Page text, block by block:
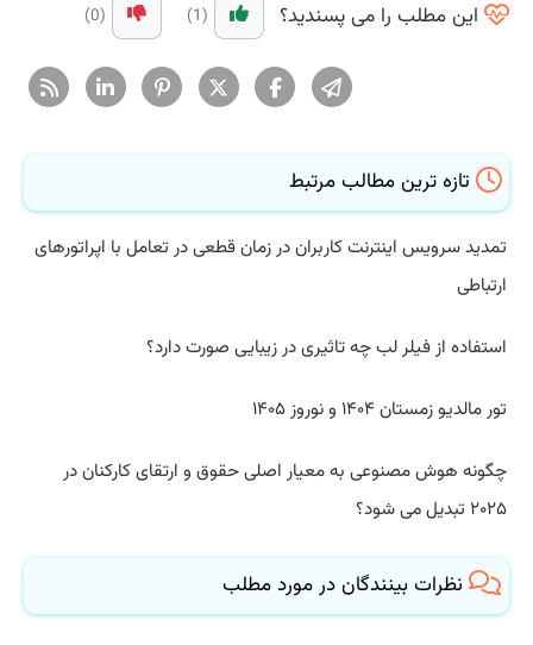
این مطلب را می پسندید؟ (1)
(0)
تازه ترین مطالب مرتبط
تمدید سرویس اینترنت کاربران در زمان قطعی در تعامل با اپراتورهای
ارتباطی
استفاده از فیلر لب چه تاثیری در زیبایی صورت دارد؟
تور مالدیو زمستان ۱۴۰۴ و نوروز ۱۴۰۵
چگونه هوش مصنوعی به معیار اصلی حقوق و ارتقای کارکنان در
۲۰۲۵ تبدیل می شود؟
نظرات بینندگان در مورد مطلب